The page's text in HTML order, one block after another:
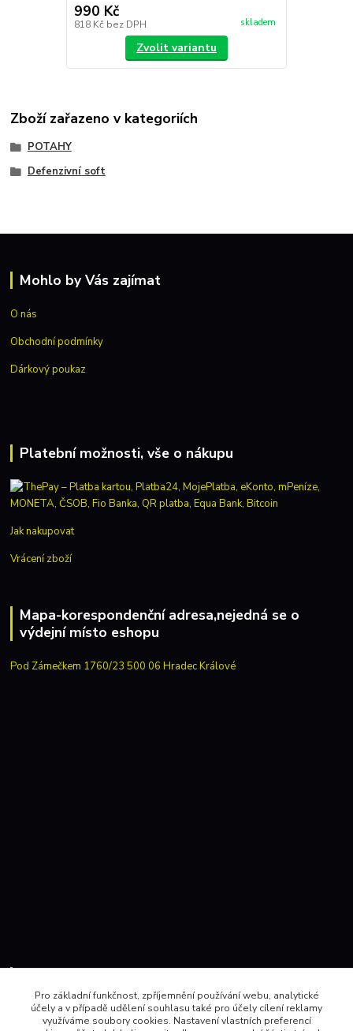
990 Kč
818 Kč bez DPH skladem
Zvolit variantu
Zboží zařazeno v kategoriích
POTAHY
Defenzivní soft
Mohlo by Vás zajímat
O nás
Obchodní podmínky
Dárkový poukaz
Platební možnosti, vše o nákupu
Jak nakupovat
Vrácení zboží
Mapa-korespondenční adresa,nejedná se o
výdejní místo eshopu
Pod Zámečkem 1760/23 500 06 Hradec Králové
604 157410 , 602 345528
Pro základní funkčnost, zpříjemnění používání webu, analytické
účely a v případě udělení souhlasu také pro účely cílení reklamy
využíváme soubory cookies. Nastavení vlastních preferencí